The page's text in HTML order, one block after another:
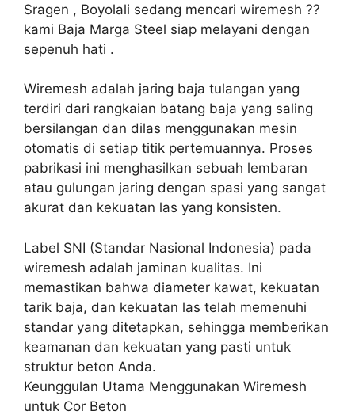
Sragen , Boyolali sedang mencari wiremesh ??
kami Baja Marga Steel siap melayani dengan
sepenuh hati .
Wiremesh adalah jaring baja tulangan yang
terdiri dari rangkaian batang baja yang saling
bersilangan dan dilas menggunakan mesin
otomatis di setiap titik pertemuannya. Proses
pabrikasi ini menghasilkan sebuah lembaran
atau gulungan jaring dengan spasi yang sangat
akurat dan kekuatan las yang konsisten.
Label SNI (Standar Nasional Indonesia) pada
wiremesh adalah jaminan kualitas. Ini
memastikan bahwa diameter kawat, kekuatan
tarik baja, dan kekuatan las telah memenuhi
standar yang ditetapkan, sehingga memberikan
keamanan dan kekuatan yang pasti untuk
struktur beton Anda.
Keunggulan Utama Menggunakan Wiremesh
untuk Cor Beton